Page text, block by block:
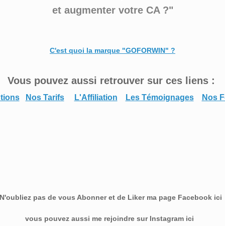
et augmenter votre CA ?"
C'est quoi la marque "GOFORWIN" ?
Vous pouvez aussi retrouver sur ces liens :
Nos Tarifs L'Affiliation Les Témoignages Nos
pas de vous Abonner et de Liker ma page Facebook
vous pouvez aussi me rejoindre sur Instagram ici